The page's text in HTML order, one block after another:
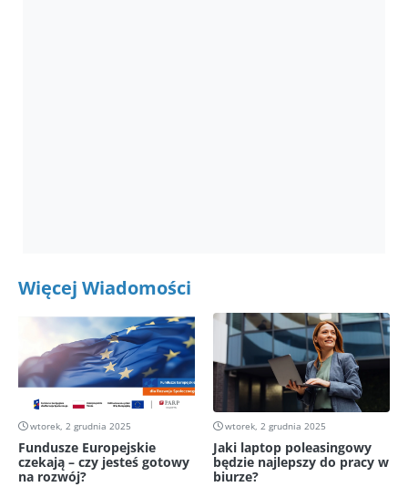
Więcej Wiadomości
wtorek, 2 grudnia 2025
Fundusze Europejskie
czekają – czy jesteś gotowy
na rozwój?
wtorek, 2 grudnia 2025
Jaki laptop poleasingowy
będzie najlepszy do pracy w
biurze?